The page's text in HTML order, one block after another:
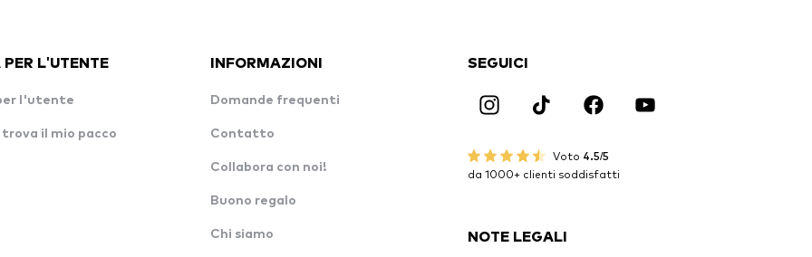
PER L'UTENTE
l'utente
trova il mio pacco
INFORMAZIONI
Domande frequenti
Contatto
Collabora con noi!
Buono regalo
Chi siamo
SEGUICI
Voto 4.5/5
da 1000+ clienti soddisfatti
NOTE LEGALI